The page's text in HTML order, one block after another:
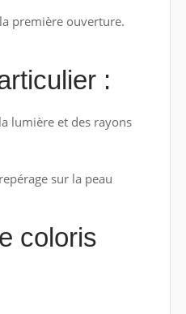
première ouverture.
:
lumière et des rayons
sur la peau
coloris